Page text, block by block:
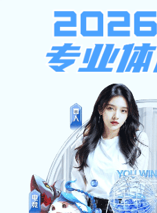
千亿体育登录
教学日历
首页